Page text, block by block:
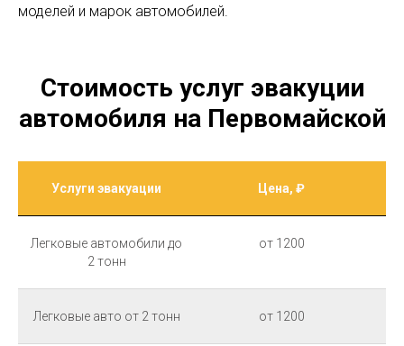
моделей и марок автомобилей.
Стоимость услуг эвакуции
автомобиля на Первомайской
Услуги эвакуации Цена, ₽
Легковые автомобили до
2 тонн
от 1200
Легковые авто от 2 тонн от 1200